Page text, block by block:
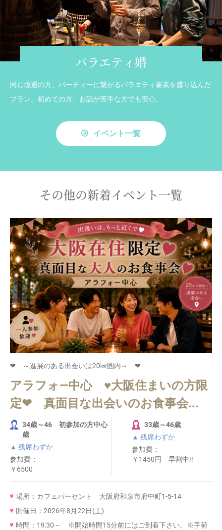
バラエティ婚
同じ境遇の方、パーティーに繋がるバラエティ要素を盛り込んだ
プラン。初めての方、お話が苦手な方でも安心。
イベント一覧
その他の新着イベント一覧
❤ ～進展のある出会いは20㎢圏内～ ❤
アラフォ―中心 ♥大阪住まいの方限
定❤ 真面目な出会いのお食事会...
34歳～46 初参加の方中心
歳
▲ 残席わずか
参加費：
￥6500
33歳～46歳
▲ 残席わずか
参加費：
￥1450円 早割中!!
場所：カフェパーセント 大阪府和泉市府中町1-5-14
開催日：2026年8月22日(土)
時間：19:30～ ※開始時間15分前にはご到着下さい。※手荷